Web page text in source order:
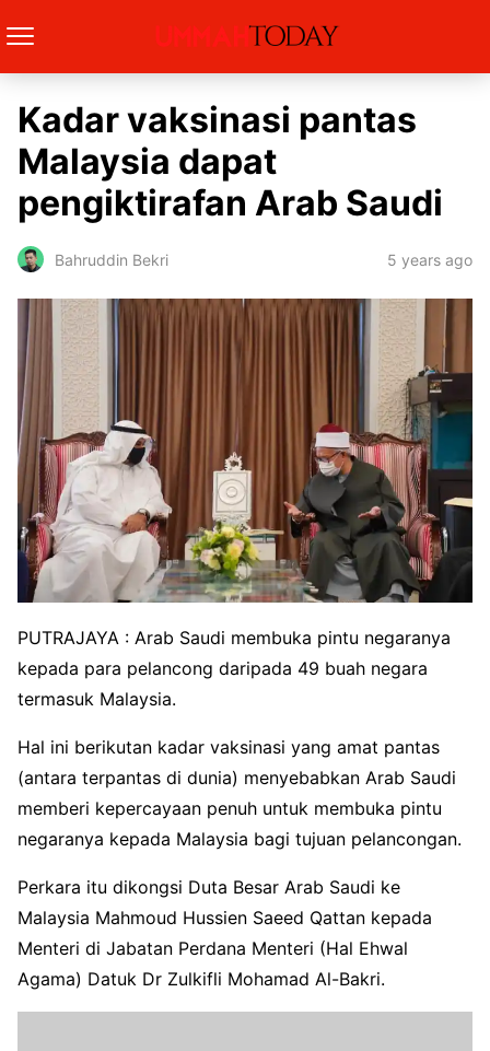
Kadar vaksinasi pantas
Malaysia dapat
pengiktirafan Arab Saudi
Bahruddin Bekri 5 years ago
PUTRAJAYA : Arab Saudi membuka pintu negaranya
kepada para pelancong daripada 49 buah negara
termasuk Malaysia.
Hal ini berikutan kadar vaksinasi yang amat pantas
(antara terpantas di dunia) menyebabkan Arab Saudi
memberi kepercayaan penuh untuk membuka pintu
negaranya kepada Malaysia bagi tujuan pelancongan.
Perkara itu dikongsi Duta Besar Arab Saudi ke
Malaysia Mahmoud Hussien Saeed Qattan kepada
Menteri di Jabatan Perdana Menteri (Hal Ehwal
Agama) Datuk Dr Zulkifli Mohamad Al-Bakri.